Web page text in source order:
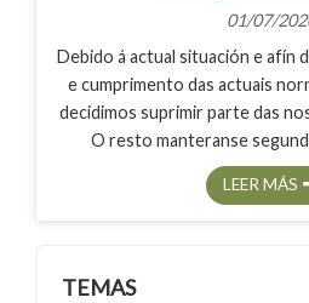
TEMAS
01/07/
Debido á actual situación e afín
e cumprimento das actuais
decidimos suprimir parte das
O resto manteranse
protocolo interno Covid 19.
actividades clicando no
LEER MÁS